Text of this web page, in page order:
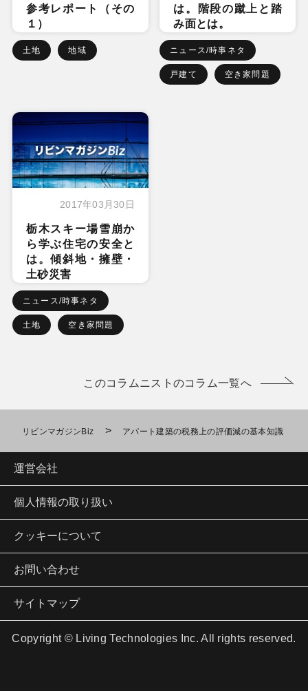
参考レポート（その
１）
土地 地域
は。階段の蹴上と踏
み面とは。
ニュース/時事ネタ
戸建て 空き家問題
2017年03月30日
栃木スキー場雪崩か
ら学ぶ住宅の安全と
は。傾斜地・擁壁・
土砂災害
ニュース/時事ネタ
土地 空き家問題
このコラムニストのコラム一覧へ
リビンマガジンBiz > アパート建築の税務上の評価減の基本知識
運営会社
個人情報の取り扱い
クッキーについて
お問い合わせ
サイトマップ
Copyright © Living Technologies Inc. All rights reserved.